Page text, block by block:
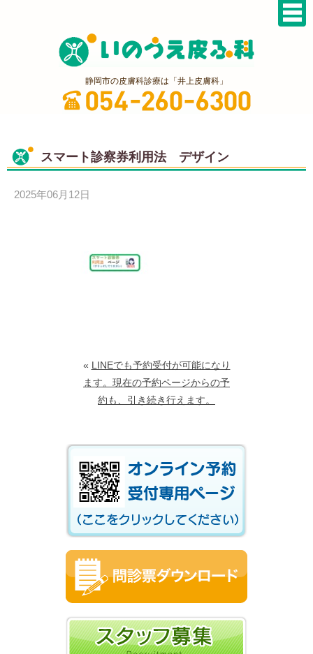
静岡市の皮膚科診療は「井上皮膚科」
スマート診察券利用法 デザイン
2025年06月12日
« LINEでも予約受付が可能になり
ます。現在の予約ページからの予
約も、引き続き行えます。